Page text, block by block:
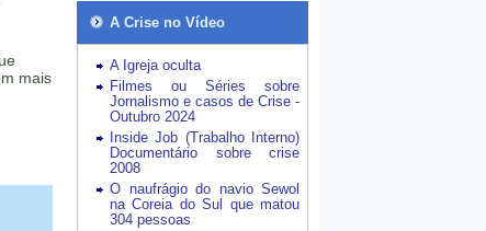
mais
A Crise no Vídeo
A Igreja oculta
Filmes ou Séries sobre
Jornalismo e casos de Crise -
Outubro 2024
Inside Job (Trabalho Interno)
Documentário sobre crise
2008
O naufrágio do navio Sewol
na Coreia do Sul que matou
304 pessoas